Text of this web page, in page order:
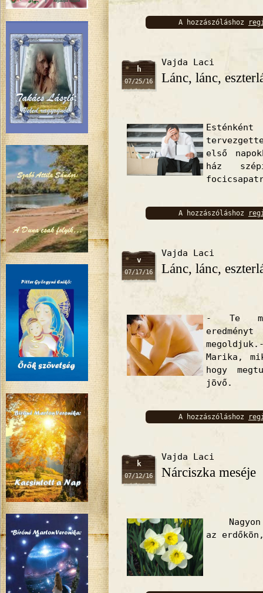
A hozzászóláshoz
h
07/25/16
Vajda Laci
Lánc, lánc,
első
ház
A hozzászóláshoz
v
07/17/16
Vajda Laci
Lánc, lánc,
- Te
Marika,
hogy
jövő.
A hozzászóláshoz
k
07/12/16
Vajda Laci
Nárciszka meséje
Nagyon
az